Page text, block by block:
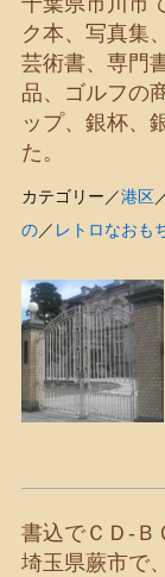
ク本、写真集
芸術書、専門
品、ゴルフの
ップ、銀杯、
た。
カテゴリー／港区
の／ レトロなおも
書込でＣＤ-
埼玉県蕨市で